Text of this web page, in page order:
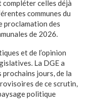
celles déjà
communes du
proclamation des
de 2026.
et de l’opinion
La DGE a
prochains jours, de la
de ce scrutin,
politique